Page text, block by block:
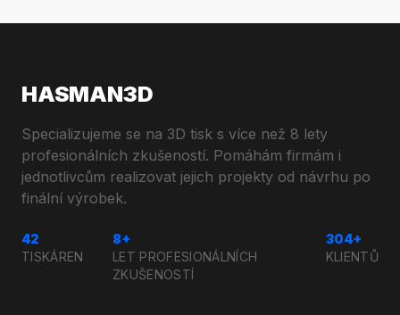
HASMAN3D
Specializujeme se na 3D tisk s více než 8 lety
profesionálních zkušeností. Pomáhám firmám i
jednotlivcům realizovat jejich projekty od návrhu po
finální výrobek.
42
TISKÁREN
8+
LET PROFESIONÁLNÍCH
ZKUŠENOSTÍ
304+
KLIENTŮ